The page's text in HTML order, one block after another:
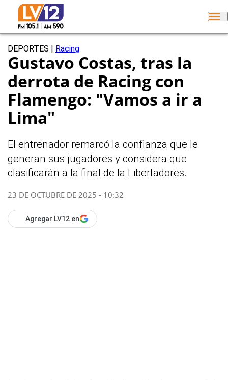
DEPORTES Racing
Gustavo Costas, tras la
derrota de Racing con
Flamengo: "Vamos a ir a
Lima"
El entrenador remarcó la confianza que le
generan sus jugadores y considera que
clasificarán a la final de la Libertadores.
23 DE OCTUBRE DE 2025 - 10:32
Agregar LV12 en